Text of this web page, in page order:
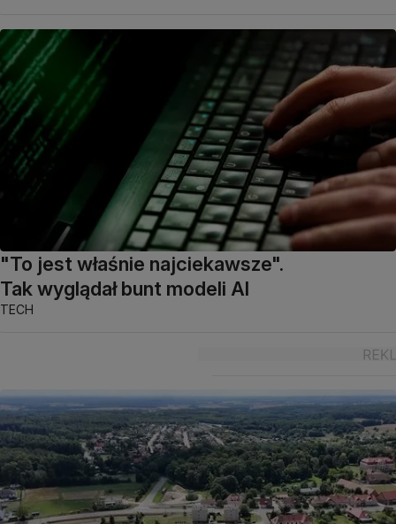
"To jest właśnie najciekawsze".
Tak wyglądał bunt modeli AI
TECH